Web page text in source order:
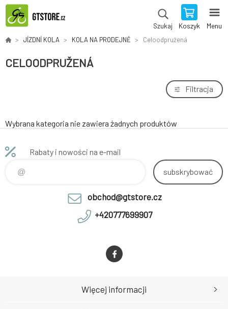
Szukaj Koszyk Menu
JÍZDNÍ KOLA KOLA NA PRODEJNĚ Celoodpružená
CELOODPRUŽENÁ
Filtracja
Wybrana kategoria nie zawiera żadnych produktów
Rabaty i nowości na e-mail
subskrybować
obchod@gtstore.cz
+420777699907
Więcej informacji